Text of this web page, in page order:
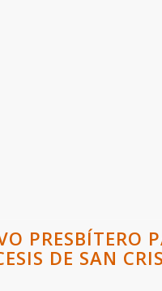
PRESBÍTERO
DE SAN